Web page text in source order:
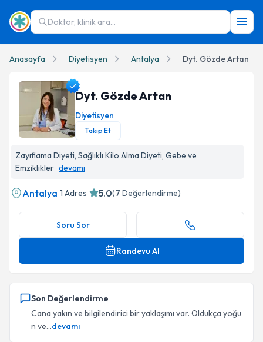
Doktor, klinik ara...
Anasayfa Diyetisyen Antalya Dyt. Gözde Artan
Dyt. Gözde Artan
Diyetisyen
Takip Et
Zayıflama Diyeti, Sağlıklı Kilo Alma Diyeti, Gebe ve
Emziklikler devamı
Antalya 1 Adres 5.0(7 Değerlendirme)
Soru Sor
Randevu Al
Son Değerlendirme
Cana yakın ve bilgilendirici bir yaklaşımı var. Oldukça yoğu
n ve...devamı